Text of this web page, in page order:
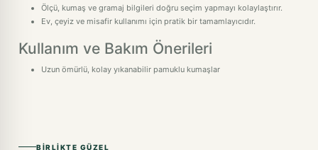
Ölçü, kumaş ve gramaj bilgileri doğru seçim yapmayı kolaylaştırır.
Ev, çeyiz ve misafir kullanımı için pratik bir tamamlayıcıdır.
Kullanım ve Bakım Önerileri
Uzun ömürlü, kolay yıkanabilir pamuklu kumaşlar
BIRLIKTE GÜZEL